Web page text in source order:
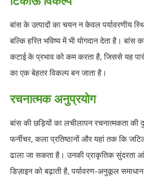
बांस के उत्पादों का चयन न केवल पर्यावरणीय
बल्कि हरित भविष्य में भी योगदान देता है। बांस
कटाई के प्रभाव को कम करता है, जिससे यह
का एक बेहतर विकल्प बन जाता है।
रचनात्मक अनुप्रयोग
बांस की छड़ियों का लचीलापन रचनात्मकता की
फर्नीचर, कला प्रतिष्ठानों और यहां तक ​​कि
ढाला जा सकता है। उनकी प्राकृतिक सुंदरता
डिज़ाइन को बढ़ाती है, पर्यावरण-अनुकूल